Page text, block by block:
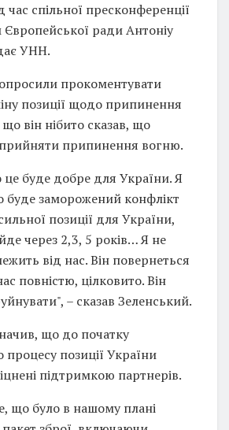
час спільної пресконференції
ради Антоніу
УНН.
прокоментувати
позиції щодо припинення
він нібито сказав, що
припинення вогню.
це буде добре для України. Я
буде заморожений конфлікт
позиції для України,
через 2,3, 5 років… Я не
від нас. Він повернеться
повністю, цілковито. Він
– сказав Зеленський.
що до початку
процесу позиції України
підтримкою партнерів.
що було в нашому плані